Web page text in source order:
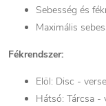
Sebesség és
Maximális
Fékrendszer:
Elöl: Disc -
Hátsó: Tárcsa -